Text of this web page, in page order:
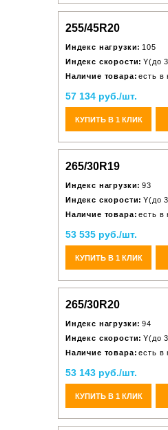
255/45R20
Индекс нагрузки: 105
Индекс скорости: Y(до
Наличие товара: есть в
57 134 руб./шт.
КУПИТЬ В 1 КЛИК
265/30R19
Индекс нагрузки: 93
Индекс скорости: Y(до
Наличие товара: есть в
53 535 руб./шт.
КУПИТЬ В 1 КЛИК
265/30R20
Индекс нагрузки: 94
Индекс скорости: Y(до
Наличие товара: есть в
53 143 руб./шт.
КУПИТЬ В 1 КЛИК